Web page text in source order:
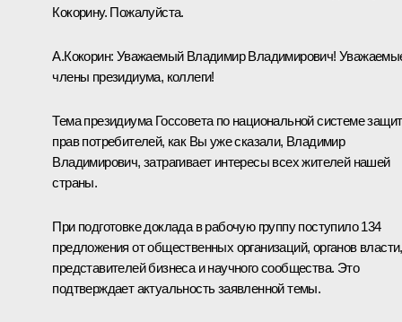
Кокорину. Пожалуйста.
А.Кокорин: Уважаемый Владимир Владимирович!
члены президиума, коллеги!
Тема президиума Госсовета по национальной системе
прав потребителей, как Вы уже сказали, Владимир
Владимирович, затрагивает интересы всех жителей нашей
страны.
При подготовке доклада в рабочую группу поступило 134
предложения от общественных организаций, органов власти,
представителей бизнеса и научного сообщества. Это
подтверждает актуальность заявленной темы.